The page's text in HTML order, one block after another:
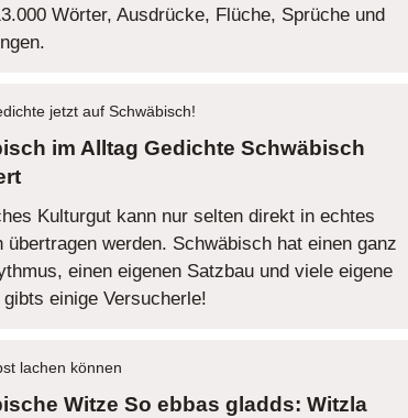
Wörter, Ausdrücke, Flüche, Sprüche und
jetzt auf Schwäbisch!
Gedichte Schwäbisch
Kulturgut kann nur selten direkt in echtes
übertragen werden. Schwäbisch hat einen ganz
einen eigenen Satzbau und viele eigene
einige Versucherle!
lachen können
So ebbas gladds: Witzla